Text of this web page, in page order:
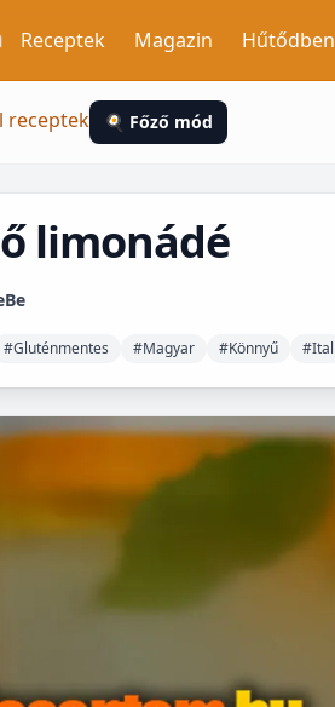
Receptek Magazin Hűtődben
receptek 🍳 Főző mód
limonádé
#Gluténmentes #Magyar #Könnyű #Ital